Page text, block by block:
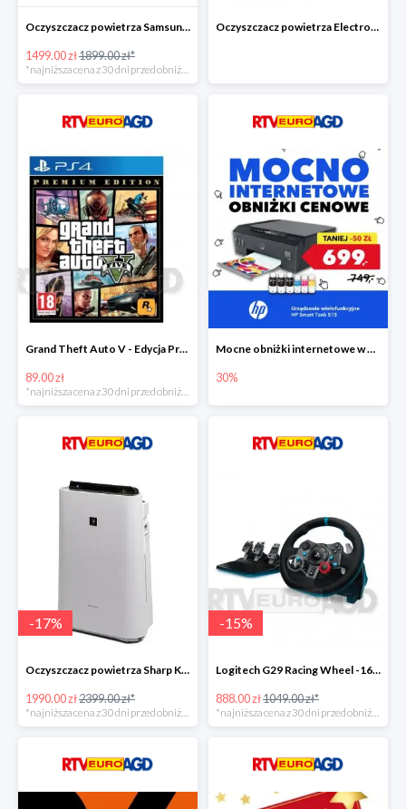
Oczyszczacz powietrza Samsung AX60R5080WD/EU -400zł!
1499.00 zł1899.00 zł*
*najniższa cena z 30 dni przed obniżką
Oczyszczacz powietrza Electrolux Pure A9 PA91-604GY -300zł
Grand Theft Auto V - Edycja Premium PS4 taniej o 50zł
89.00 zł
Mocne obniżki internetowe w EURO RTV AGD
30%
-17%
Oczyszczacz powietrza Sharp KC-D60EUW w super cenie
1990.00 zł2399.00 zł*
*najniższa cena z 30 dni przed obniżką
-15%
Logitech G29 Racing Wheel -16zł
888.00 zł1049.00 zł*
*najniższa cena z 30 dni przed obniżką